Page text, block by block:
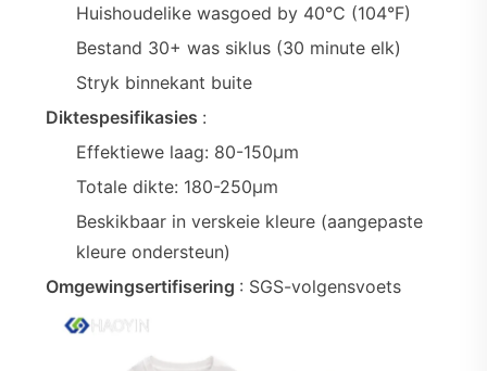
Huishoudelike wasgoed by 40°C (104°F)
Bestand 30+ was siklus (30 minute elk)
Stryk binnekant buite
Diktespesifikasies :
Effektiewe laag: 80-150μm
Totale dikte: 180-250μm
Beskikbaar in verskeie kleure (aangepaste
kleure ondersteun)
Omgewingsertifisering : SGS-volgensvoets